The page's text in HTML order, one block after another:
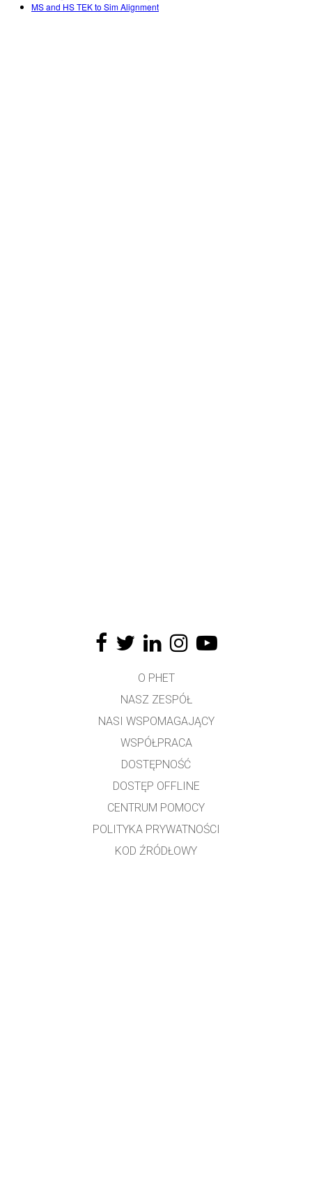
MS and HS TEK to Sim Alignment
O PHET
NASZ ZESPÓŁ
NASI WSPOMAGAJĄCY
WSPÓŁPRACA
DOSTĘPNOŚĆ
DOSTĘP OFFLINE
CENTRUM POMOCY
POLITYKA PRYWATNOŚCI
KOD ŹRÓDŁOWY